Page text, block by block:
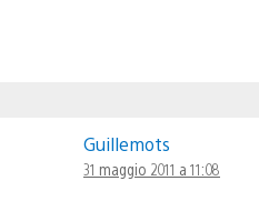
Guillemots
31 maggio 2011 a 11:08